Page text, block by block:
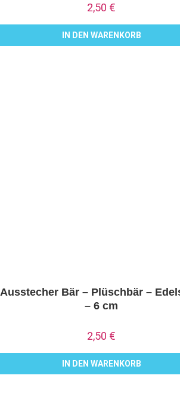
2,50 €
IN DEN WARENKORB
Ausstecher Bär – Plüschbär –
– 6 cm
2,50 €
IN DEN WARENKORB